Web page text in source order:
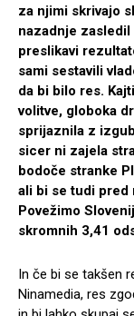
za njimi skrivajo
nazadnje
preslikavi
sami sestavili
da bi bilo res.
volitve, globoka
sprijaznila z
sicer ni zajela
bodoče stranke
ali bi se tudi pred
Povežimo
skromnih 3,41
In če bi se takšen
Ninamedia, res